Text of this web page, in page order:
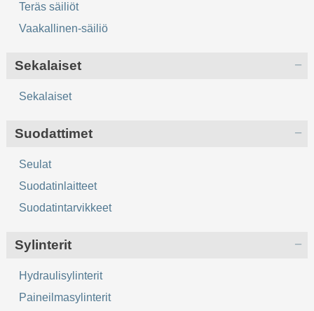
Teräs säiliöt
Vaakallinen-säiliö
Sekalaiset
Sekalaiset
Suodattimet
Seulat
Suodatinlaitteet
Suodatintarvikkeet
Sylinterit
Hydraulisylinterit
Paineilmasylinterit